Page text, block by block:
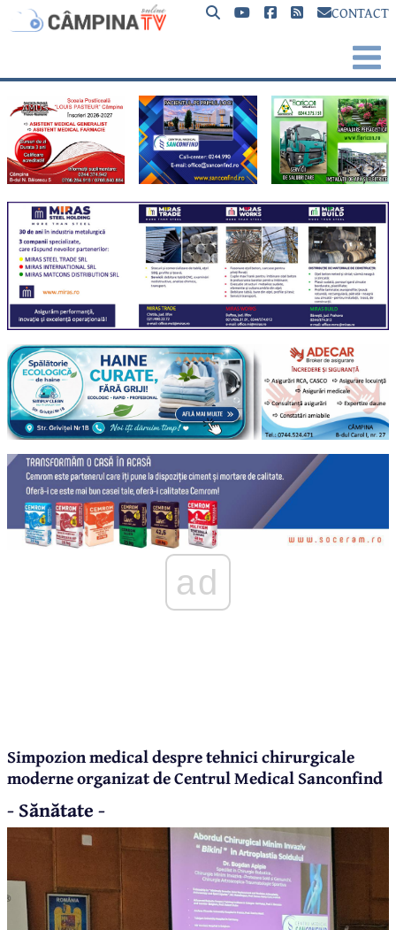
CONTACT
ad
Simpozion medical despre tehnici chirurgicale
moderne organizat de Centrul Medical Sanconfind
- Sănătate -